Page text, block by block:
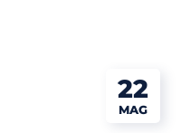
22
MAG